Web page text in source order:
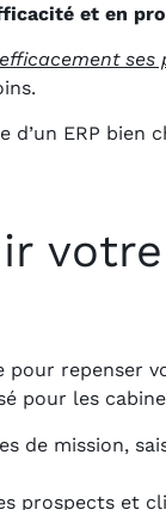
et en
ses
ERP
repenser
pour les
de mission,
prospects et